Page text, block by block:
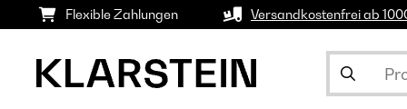
Flexible Zahlungen Versandkostenfrei ab